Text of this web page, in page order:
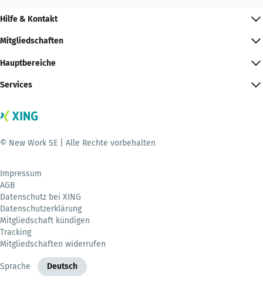
Hilfe & Kontakt
Mitgliedschaften
Hauptbereiche
Services
© New Work SE | Alle Rechte vorbehalten
Impressum
AGB
Datenschutz bei XING
Datenschutzerklärung
Mitgliedschaft kündigen
Tracking
Mitgliedschaften widerrufen
Sprache Deutsch